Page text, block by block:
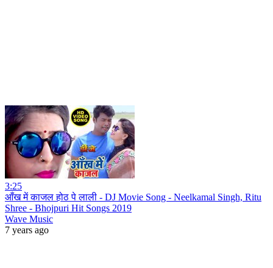
3:25
आँख में काजल होठ पे लाली - DJ Movie Song - Neelkamal Singh, Ritu
Shree - Bhojpuri Hit Songs 2019
Wave Music
7 years ago